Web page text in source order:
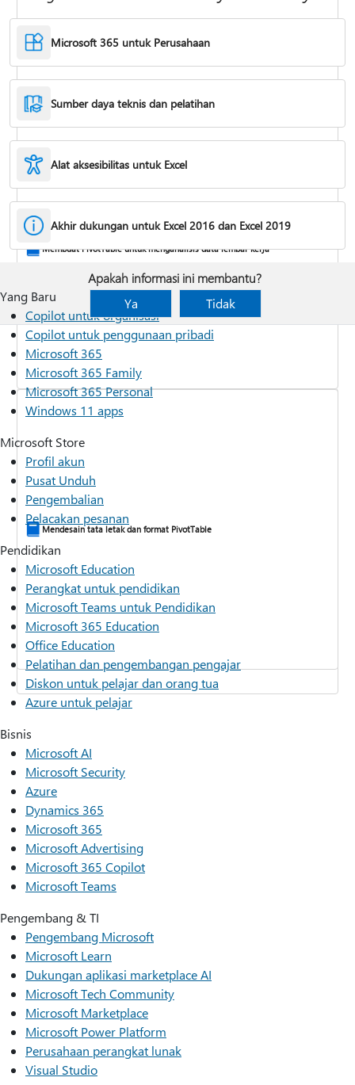
Membekukan panel untuk mengunci baris & kolom
Membuat PivotTable untuk menganalisis data lembar kerja
Mendesain tata letak dan format PivotTable
Microsoft 365 untuk Perusahaan
Sumber daya teknis dan pelatihan
Alat aksesibilitas untuk Excel
Akhir dukungan untuk Excel 2016 dan Excel 2019
Apakah informasi ini membantu?
Ya
Tidak
Yang Baru
Copilot untuk organisasi
Copilot untuk penggunaan pribadi
Microsoft 365
Microsoft 365 Family
Microsoft 365 Personal
Windows 11 apps
Microsoft Store
Profil akun
Pusat Unduh
Pengembalian
Pelacakan pesanan
Pendidikan
Microsoft Education
Perangkat untuk pendidikan
Microsoft Teams untuk Pendidikan
Microsoft 365 Education
Office Education
Pelatihan dan pengembangan pengajar
Diskon untuk pelajar dan orang tua
Azure untuk pelajar
Bisnis
Microsoft AI
Microsoft Security
Azure
Dynamics 365
Microsoft 365
Microsoft Advertising
Microsoft 365 Copilot
Microsoft Teams
Pengembang & TI
Pengembang Microsoft
Microsoft Learn
Dukungan aplikasi marketplace AI
Microsoft Tech Community
Microsoft Marketplace
Microsoft Power Platform
Perusahaan perangkat lunak
Visual Studio